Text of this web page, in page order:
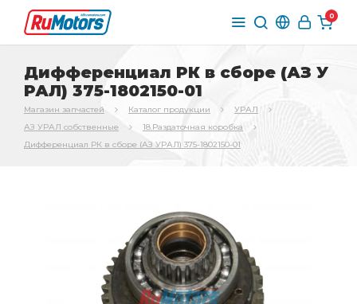
0
Дифференциал РК в сборе (АЗ У
РАЛ) 375-1802150-01
Магазин запчастей Каталог продукции
УРАЛ
АЗ УРАЛ собственные
18.Раздаточная коробка
Дифференциал РК в сборе (АЗ УРАЛ) 375-1802150-01